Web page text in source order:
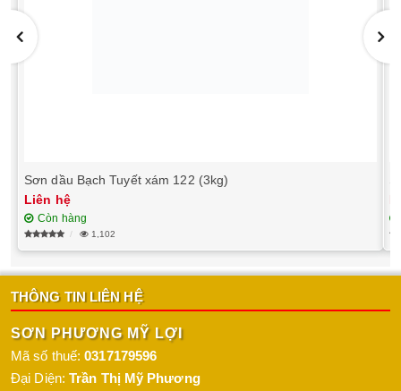
Sơn dầu Bạch Tuyết xám 122 (3kg)
Liên hệ
Còn hàng
1,102
THÔNG TIN LIÊN HỆ
SƠN PHƯƠNG MỸ LỢI
Mã số thuế:0317179596
Đại Diện: Trần Thị Mỹ Phương